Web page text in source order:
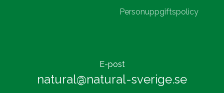
Personuppgiftspolicy
E-post
natural@natural-sverige.se